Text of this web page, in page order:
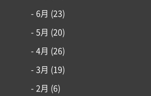
- 6月 (23)
- 5月 (20)
- 4月 (26)
- 3月 (19)
- 2月 (6)